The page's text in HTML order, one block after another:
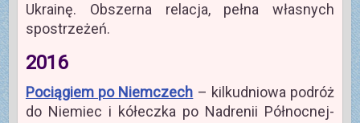
Ukrainę. Obszerna relacja, pełna własnych
spostrzeżeń.
2016
Pociągiem po Niemczech – kilkudniowa podróż
do Niemiec i kółeczka po Nadrenii Północnej-